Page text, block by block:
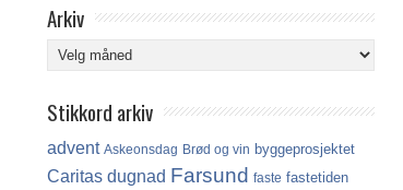
Arkiv
Arkiv
Stikkord arkiv
advent Askeonsdag Brød og vin byggeprosjektet
Caritas dugnad Farsund faste fastetiden